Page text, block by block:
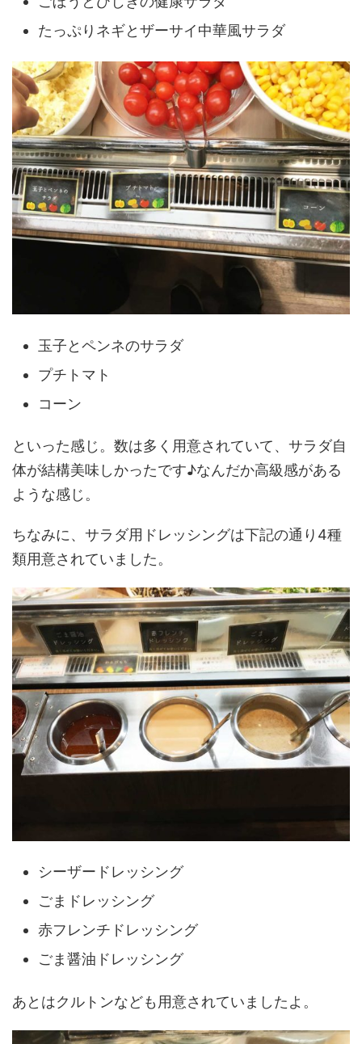
たっぷりネギとザーサイ中華風サラダ
玉子とペンネのサラダ
プチトマト
コーン
といった感じ。数は多く用意されていて、サラダ自
体が結構美味しかったです♪なんだか高級感がある
ような感じ。
ちなみに、サラダ用ドレッシングは下記の通り4種
類用意されていました。
シーザードレッシング
ごまドレッシング
赤フレンチドレッシング
ごま醤油ドレッシング
あとはクルトンなども用意されていましたよ。